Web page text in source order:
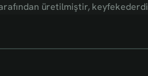
üretilmiştir,